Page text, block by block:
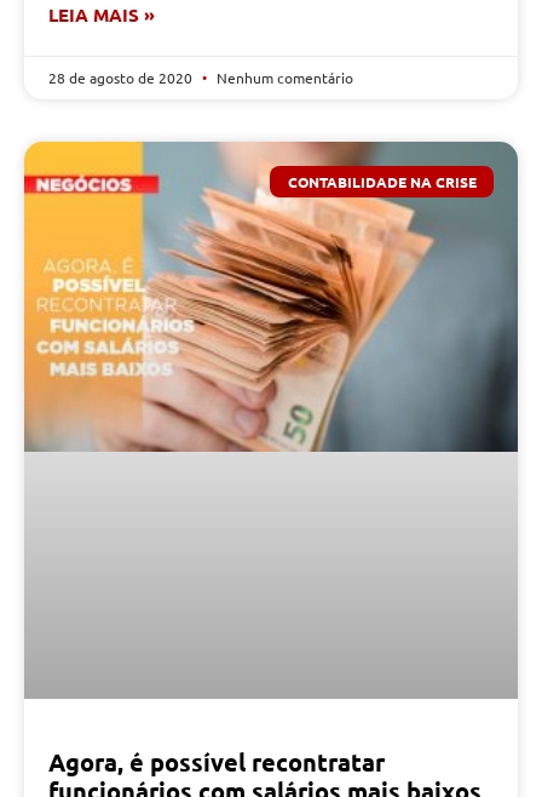
LEIA MAIS »
28 de agosto de 2020 Nenhum comentário
CONTABILIDADE NA CRISE
Agora, é possível recontratar